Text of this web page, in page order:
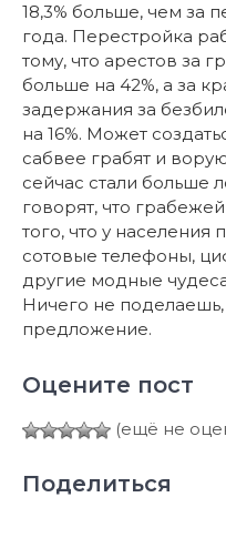
18,3% больше, чем за
года. Перестройка
тому, что арестов за
больше на 42%, а за
задержания за
на 16%. Может
сабвее грабят и
сейчас стали больше
говорят, что
того, что у
сотовые телефоны,
другие модные
Ничего не
предложение.
Оцените пост
(ещё не
Поделиться